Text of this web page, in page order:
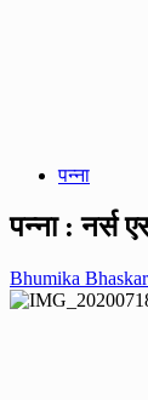
पन्ना
पन्ना : नर्स
Bhumika Bhaskar